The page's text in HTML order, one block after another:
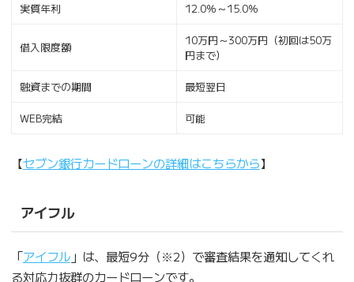
実質年利 12.0％～15.0％
借入限度額
10万円～300万円（初回は50万
円まで）
融資までの期間 最短翌日
WEB完結 可能
【セブン銀行カードローンの詳細はこちらから】
アイフル
「アイフル」は、最短9分（※2）で審査結果を通知してくれ
る対応力抜群のカードローンです。